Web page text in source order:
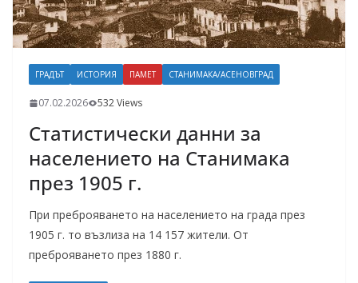
ГРАДЪТ ИСТОРИЯ ПАМЕТ СТАНИМАКА/АСЕНОВГРАД
07.02.2026 532 Views
Статистически данни за
населението на Станимака
през 1905 г.
При преброяването на населението на града през
1905 г. то възлиза на 14 157 жители. От
преброяването през 1880 г.